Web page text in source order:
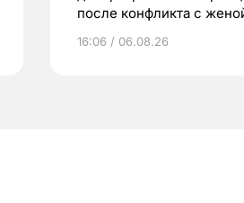
после конфликта с
16:06 / 06.08.26